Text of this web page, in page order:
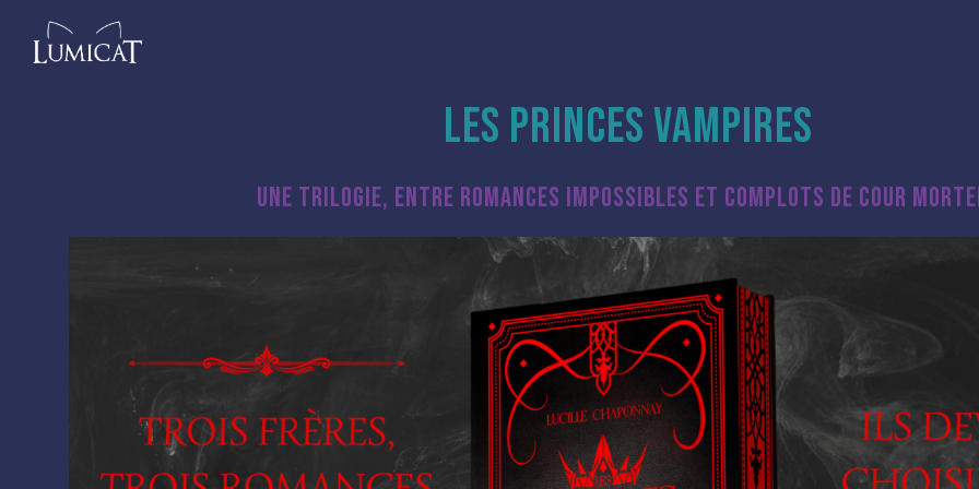
LES PRINCES VAMPIRES
UNE TRILOGIE, ENTRE ROMANCES IMPOSSIBLES ET COMPLOTS DE COUR